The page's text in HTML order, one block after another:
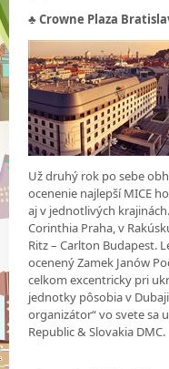
♣ Crowne Plaza
Už druhý rok po sebe
ocenenie najlepší MICE
aj v jednotlivých
Corinthia Praha, v
Ritz – Carlton Budapest.
ocenený Zamek Janów
celkom excentricky pri
jednotky pôsobia v
organizátor“ vo svete sa
Republic & Slovakia DMC.